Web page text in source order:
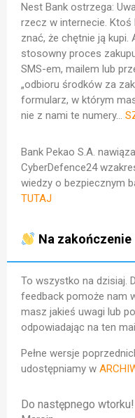
Nest Bank ostrzega:
rzecz w internecie. Ktoś
znać, że chętnie ją
stosowny proces
SMS-em, mailem lub
„odbioru środków za
formularz, w którym
nie z nami te numery...
Bank Pekao S.A.
CyberDefence24
wiedzy o bezpiecznym
TUTAJ
Na zakończenie
To wszystko na dzisiaj.
feedback pomoże nam
masz jakieś uwagi lub
odpowiadając na ten
Pełne wersje
udostępniamy w
Do następnego wtorku!